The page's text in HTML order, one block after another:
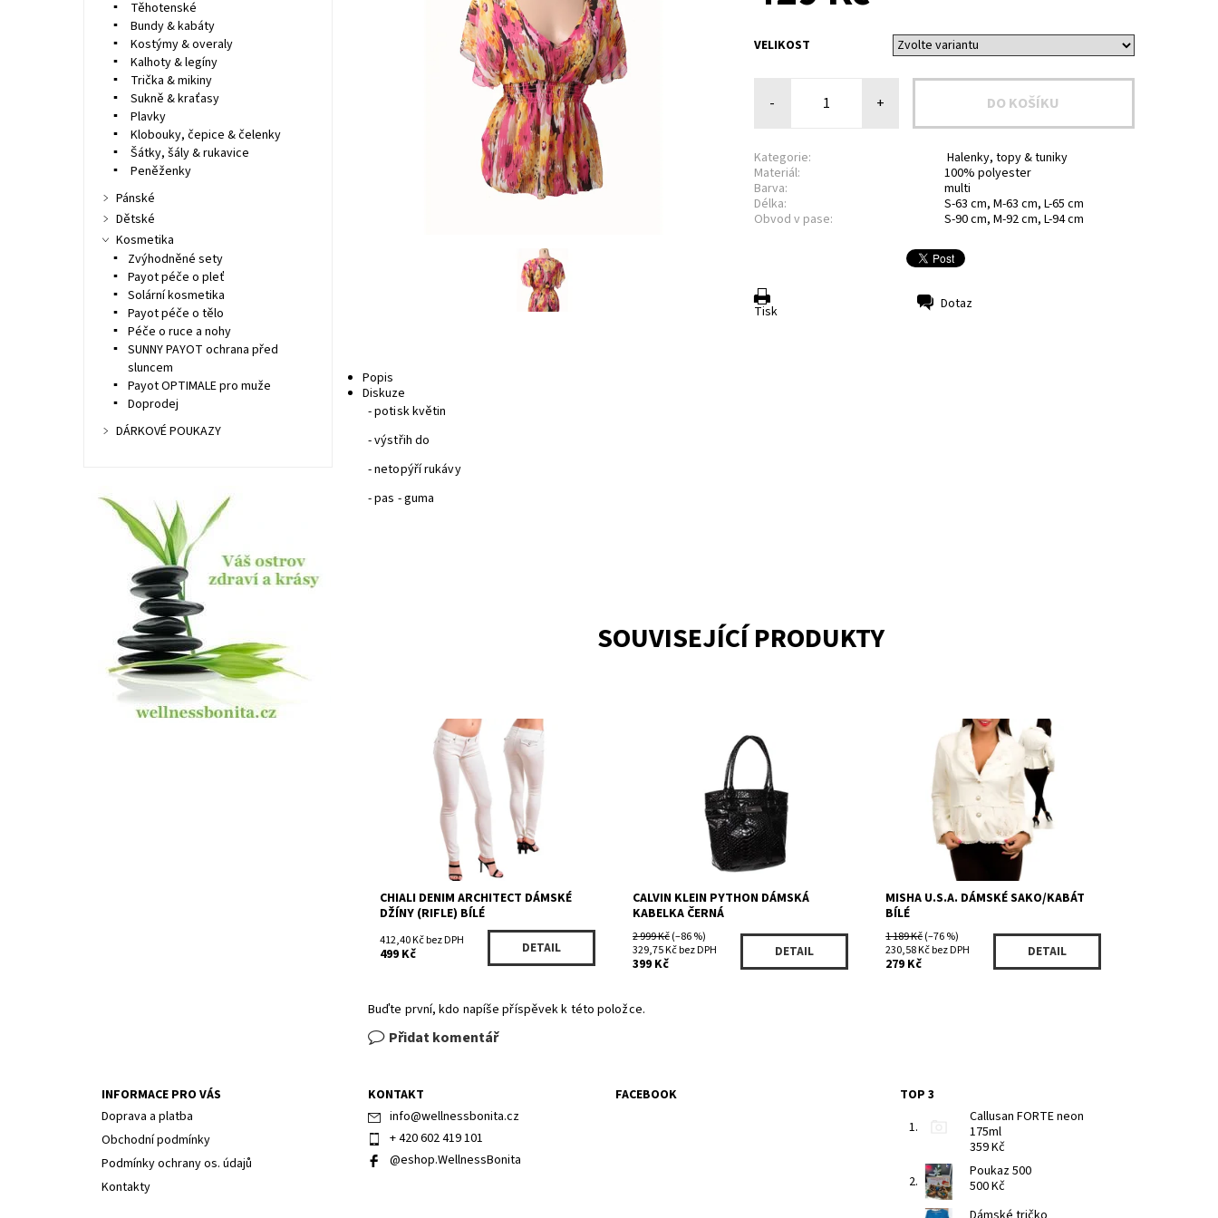
VELIKOST
- +
Kategorie:
Halenky, topy & tuniky
Materiál:
100% polyester
Barva:
multi
Délka:
S-63 cm, M-63 cm, L-65 cm
Obvod v pase:
S-90 cm, M-92 cm, L-94 cm
Tisk Dotaz
Popis
Diskuze
- potisk květin
- výstřih do
- netopýří rukávy
- pas - guma
SOUVISEJÍCÍ PRODUKTY
Dostupnost:
Skladem
CC8239259
CHIALI DENIM
ARCHITECT
CHIALI DENIM ARCHITECT DÁMSKÉ
DŽÍNY (RIFLE) BÍLÉ
412,40 Kč bez DPH
499 Kč DETAIL
Na dotaz
CHPYN0025BK
CALVIN KLEIN
CALVIN KLEIN PYTHON DÁMSKÁ
KABELKA ČERNÁ
2 999 Kč(–86 %)
329,75 Kč bez DPH
399 Kč
DETAIL
Dostupnost:
Skladem
2036WH
MISHA U.S.A.
MISHA U.S.A. DÁMSKÉ SAKO/KABÁT
BÍLÉ
1 189 Kč(–76 %)
230,58 Kč bez DPH
279 Kč
DETAIL
Buďte první, kdo napíše příspěvek k této položce.
Přidat komentář
Těhotenské
Bundy & kabáty
Kostýmy & overaly
Kalhoty & legíny
Trička & mikiny
Sukně & kraťasy
Plavky
Klobouky, čepice & čelenky
Šátky, šály & rukavice
Peněženky
Pánské
Dětské
Kosmetika
Zvýhodněné sety
Payot péče o pleť
Solární kosmetika
Payot péče o tělo
Péče o ruce a nohy
SUNNY PAYOT ochrana před
sluncem
Payot OPTIMALE pro muže
Doprodej
DÁRKOVÉ POUKAZY
INFORMACE PRO VÁS
Doprava a platba
Obchodní podmínky
Podmínky ochrany os. údajů
Kontakty
KONTAKT
info@wellnessbonita.cz
+ 420 602 419 101
@eshop.WellnessBonita
FACEBOOK
TOP 3
Callusan FORTE neon
175ml
359 Kč
Poukaz 500
500 Kč